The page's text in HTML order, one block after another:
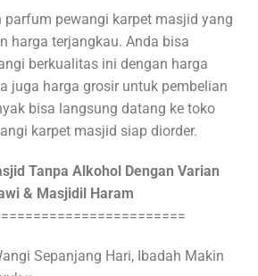
parfum pewangi karpet masjid yang
harga terjangkau. Anda bisa
berkualitas ini dengan harga
juga harga grosir untuk pembelian
bisa langsung datang ke toko
karpet masjid siap diorder.
Tanpa Alkohol Dengan Varian
& Masjidil Haram
Sepanjang Hari, Ibadah Makin